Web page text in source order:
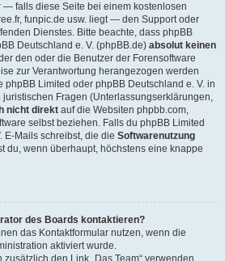
— falls diese Seite bei einem kostenlosen
funpic.de usw. liegt — den Support oder
Dienstes. Bitte beachte, dass phpBB
Deutschland e. V. (phpBB.de) absolut keinen
den oder die Benutzer der Forensoftware
zur Verantwortung herangezogen werden
phpBB Limited oder phpBB Deutschland e. V. in
Fragen (Unterlassungserklärungen,
nicht direkt auf die Websiten phpbb.com,
selbst beziehen. Falls du phpBB Limited
E-Mails schreibst, die die Softwarenutzung
du, wenn überhaupt, höchstens eine knappe
des Boards kontaktieren?
das Kontaktformular nutzen, wenn die
aktiviert wurde.
den Link „Das Team“ verwenden.